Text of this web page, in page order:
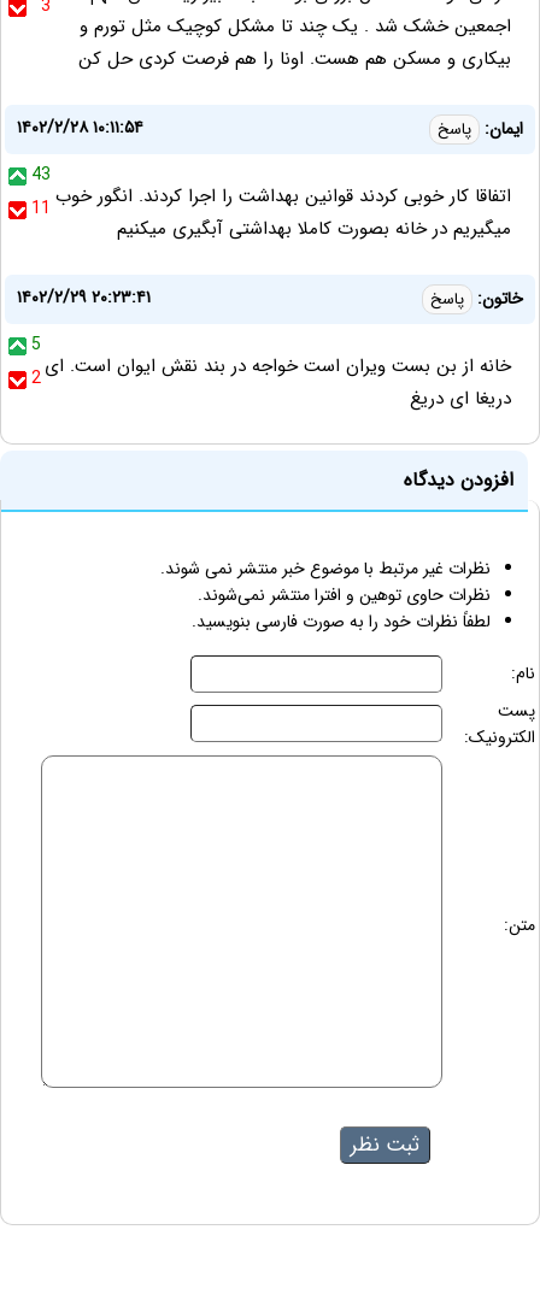
3
اجمعین خشک شد . یک چند تا مشکل کوچیک مثل تورم و
بیکاری و مسکن هم هست. اونا را هم فرصت کردی حل کن
ایمان: پاسخ
۱۴۰۲/۲/۲۸ ۱۰:۱۱:۵۴
43
11 اتفاقا کار خوبی کردند قوانین بهداشت را اجرا کردند. انگور خوب
میگیریم در خانه بصورت کاملا بهداشتی آبگیری میکنیم
خاتون: پاسخ
۱۴۰۲/۲/۲۹ ۲۰:۲۳:۴۱
5
2خانه از بن بست ویران است خواجه در بند نقش ایوان است. ای
دریغا ای دریغ
افزودن دیدگاه
نظرات غیر مرتبط با موضوع خبر منتشر نمی شوند.
نظرات حاوی توهین و افترا منتشر نمی‌شوند.
لطفاً نظرات خود را به صورت فارسی بنویسید.
نام:
پست
الکترونیک:
متن: